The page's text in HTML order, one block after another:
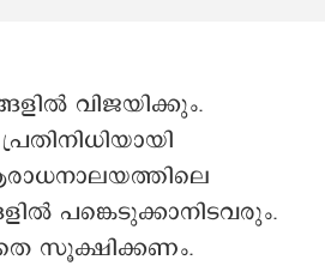
വിജയിക്കും.
പങ്കെടുക്കാനിടവരും.
സൂക്ഷിക്കണം.